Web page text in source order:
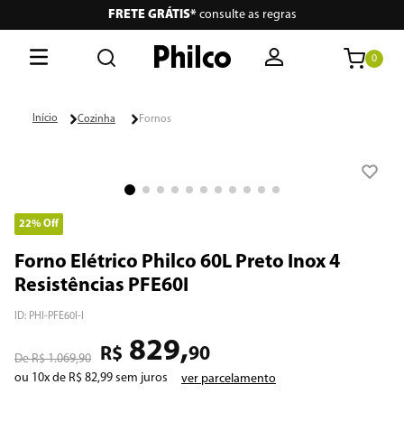
FRETE GRÁTIS*consulte as regras
0
Cozinha Fornos
22%Off
Forno Elétrico Philco 60L Preto Inox 4
Resistências PFE60I
ID: PHI-PFE60I-I
R$ 1.069,90 R$ 829,90
ou 10x de R$ 82,99 sem juros ver parcelamento
2º lava seca
3º escova secadora
4 º air fryer
6º portátil